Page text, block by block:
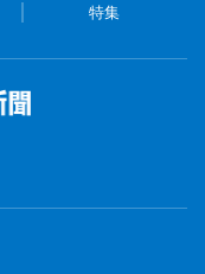
特集